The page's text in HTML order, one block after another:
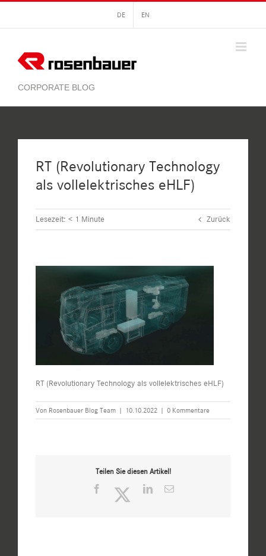
springen
DE EN
RT (Revolutionary Technology
als vollelektrisches eHLF)
Lesezeit: < 1 Minute Zurück
RT (Revolutionary Technology als vollelektrisches eHLF)
Von Rosenbauer Blog Team | 10.10.2022 | 0 Kommentare
Teilen Sie diesen Artikel!
Facebook TwitterLinkedIn
E-